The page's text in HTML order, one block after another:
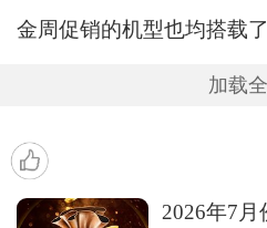
金周促销的机型也均搭载
加载
2026年7